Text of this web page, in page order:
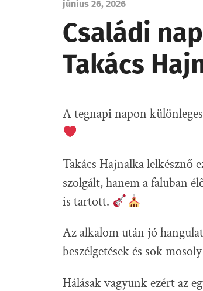
június 26, 2026
Családi
Takács
A tegnapi napon
Takács Hajnalka
szolgált, hanem a faluban
is tartott.
Az alkalom után jó
beszélgetések és sok
Hálásak vagyunk ezért az